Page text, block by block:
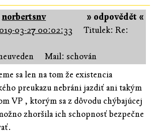
» odpovědět «
norbertsnv
03-27 00:02:33
Titulek: Re:
Mail: schován
sa len na tom že existencia
preukazu nebráni jazdiť ani takým
VP , ktorým sa z dôvodu chýbajúcej
zhoršila ich schopnosť bezpečne